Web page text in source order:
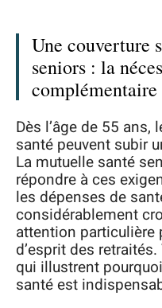
Une couverture
seniors : la
complémentaire
Dès l’âge de 55
santé peuvent subir
La mutuelle santé
répondre à ces
les dépenses de
considérablement
attention particulière
d’esprit des
qui illustrent
santé est